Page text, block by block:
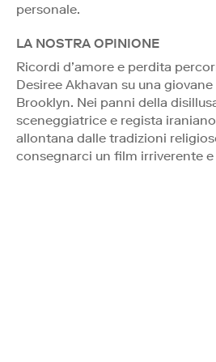
personale.
LA NOSTRA OPINIONE
Ricordi d’amore e perdita
Desiree Akhavan su una
Brooklyn. Nei panni della
sceneggiatrice e regista
allontana dalle tradizioni
consegnarci un film irriverente